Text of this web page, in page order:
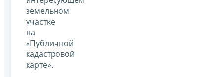
земельном
участке
на
«Публичной
кадастровой
карте».